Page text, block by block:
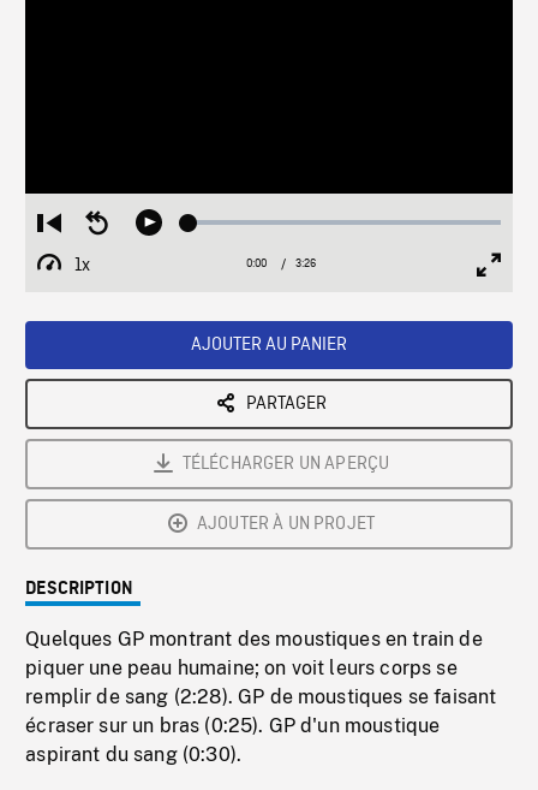
Restart
from
beginning
Seek
Play Loaded:
1x
Playback
Current
0:00 / Duration
3:26
AJOUTER AU PANIER
PARTAGER
TÉLÉCHARGER UN APERÇU
AJOUTER À UN PROJET
DESCRIPTION
Quelques GP montrant des moustiques en train de
piquer une peau humaine; on voit leurs corps se
remplir de sang (2:28). GP de moustiques se faisant
écraser sur un bras (0:25). GP d'un moustique
aspirant du sang (0:30).